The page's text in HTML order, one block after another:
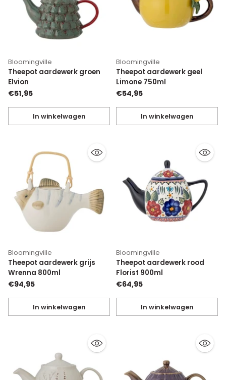
Bloomingville
Theepot aardewerk groen
Elvion
€51,95
In winkelwagen
Hoeveelheid
Bloomingville
Theepot aardewerk geel
Limone 750ml
€54,95
In winkelwagen
Hoeveelheid
Bloomingville
Theepot aardewerk grijs
Wrenna 800ml
€94,95
In winkelwagen
Hoeveelheid
Bloomingville
Theepot aardewerk rood
Florist 900ml
€64,95
In winkelwagen
Hoeveelheid